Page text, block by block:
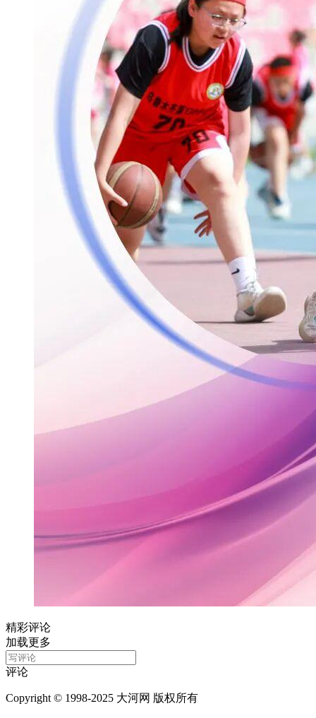
精彩评论
加载更多
评论
Copyright © 1998-2025 大河网 版权所有